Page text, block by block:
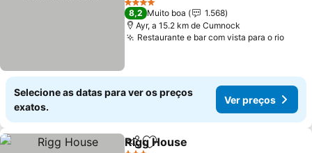
4 Estrelas
8,2 Muito boa
1.568
Ayr, a 15.2 km de Cumnock
Restaurante e bar com vista para o rio
Selecione as datas para ver os preços
exatos.
Ver preços
PartilharAdicionar aos favoritos
Rigg House